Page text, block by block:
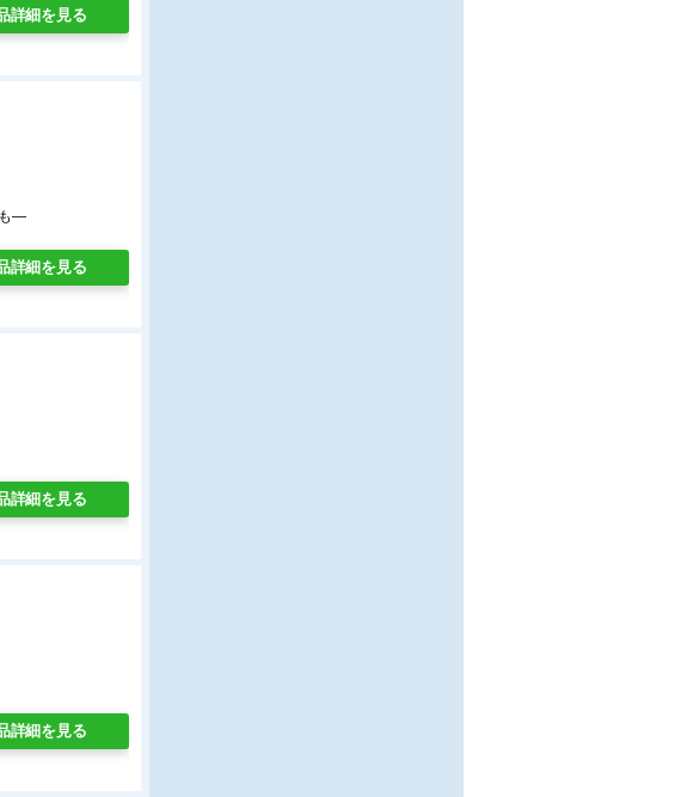
詳細を見る
も―
詳細を見る
詳細を見る
詳細を見る